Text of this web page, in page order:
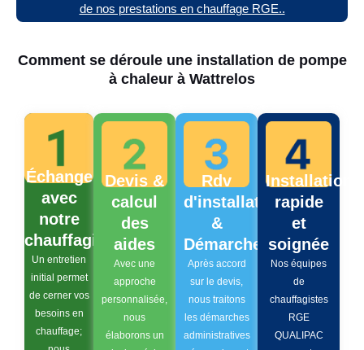
de nos prestations en chauffage RGE..
Comment se déroule une installation de pompe
à chaleur à Wattrelos
Échange
avec
notre
chauffagiste
Un entretien
initial permet
de cerner vos
besoins en
chauffage;
Devis &
calcul
des
aides
Avec une
approche
personnalisée,
nous
élaborons un
Rdv
d'installation
&
Démarches
Après accord
sur le devis,
nous traitons
les démarches
administratives
Installation
rapide
et
soignée
Nos équipes
de
chauffagistes
RGE
QUALIPAC